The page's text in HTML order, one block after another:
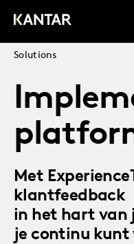
Solutions
Met
klantfeedback
in het hart van
je continu kunt